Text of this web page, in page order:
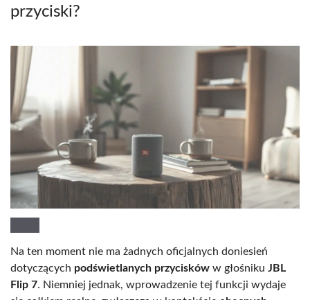
przyciski?
Na ten moment nie ma żadnych oficjalnych doniesień
dotyczących podświetlanych przycisków w głośniku JBL
Flip 7. Niemniej jednak, wprowadzenie tej funkcji wydaje